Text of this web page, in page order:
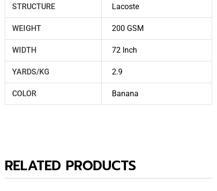
STRUCTURE Lacoste
WEIGHT 200 GSM
WIDTH 72 Inch
YARDS/KG 2.9
COLOR Banana
RELATED PRODUCTS